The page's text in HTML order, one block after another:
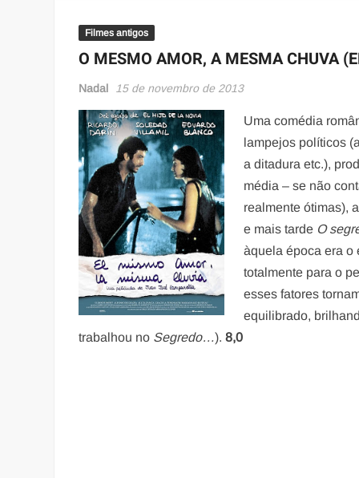
Filmes antigos
O MESMO AMOR, A MESMA CHUVA
Nadal 15 de novembro de 2013
Uma comédia
lampejos políticos
a ditadura etc.),
média – se não
realmente ótimas),
e mais tarde O
àquela época era o
totalmente para o
esses fatores
equilibrado,
trabalhou no Segredo…).8,0